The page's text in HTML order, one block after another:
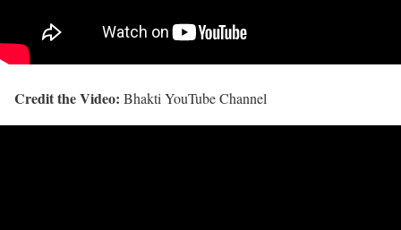
Credit the Video: Bhakti YouTube Channel